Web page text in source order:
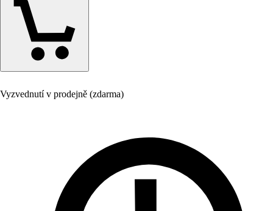
Vyzvednutí v prodejně (zdarma)